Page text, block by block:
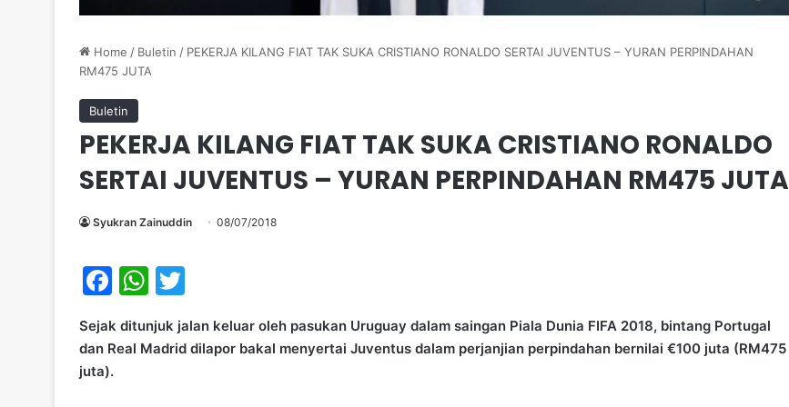
Home / Buletin / PEKERJA KILANG FIAT TAK SUKA CRISTIANO RONALDO SERTAI JUVENTUS – YURAN PERPINDAHAN
RM475 JUTA
Buletin
PEKERJA KILANG FIAT TAK SUKA CRISTIANO RONALDO
SERTAI JUVENTUS – YURAN PERPINDAHAN RM475 JUTA
Syukran Zainuddin 08/07/2018
F
c
e
W
at itt
Sejak ditunjuk jalan keluar oleh pasukan Uruguay dalam saingan Piala Dunia FIFA 2018, bintang Portugal
dan Real Madrid dilapor bakal menyertai Juventus dalam perjanjian perpindahan bernilai €100 juta (RM475
juta).